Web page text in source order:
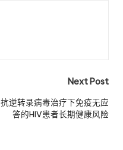
Next Post
抗逆转录病毒治疗下免疫无应
答的HIV患者长期健康风险